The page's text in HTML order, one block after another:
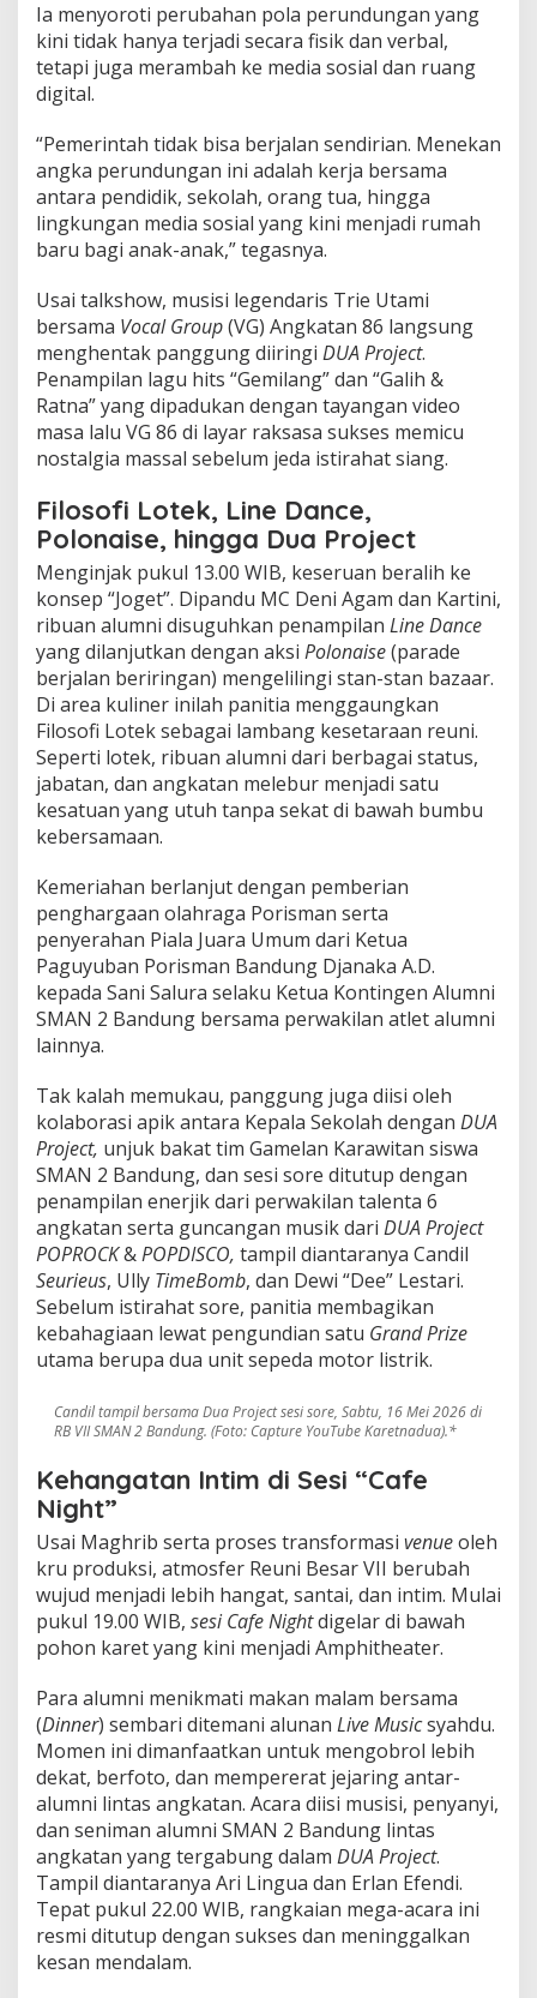
Ia menyoroti perubahan pola perundungan yang
kini tidak hanya terjadi secara fisik dan verbal,
tetapi juga merambah ke media sosial dan ruang
digital.
“Pemerintah tidak bisa berjalan sendirian. Menekan
angka perundungan ini adalah kerja bersama
antara pendidik, sekolah, orang tua, hingga
lingkungan media sosial yang kini menjadi rumah
baru bagi anak-anak,” tegasnya.
Usai talkshow, musisi legendaris Trie Utami
bersama Vocal Group(VG) Angkatan 86 langsung
menghentak panggung diiringi DUA Project.
Penampilan lagu hits “Gemilang” dan “Galih &
Ratna” yang dipadukan dengan tayangan video
masa lalu VG 86 di layar raksasa sukses memicu
nostalgia massal sebelum jeda istirahat siang.
Filosofi Lotek, Line Dance,
Polonaise, hingga Dua Project
Menginjak pukul 13.00 WIB, keseruan beralih ke
konsep “Joget”. Dipandu MC Deni Agam dan Kartini,
ribuan alumni disuguhkan penampilan Line Dance
yang dilanjutkan dengan aksi Polonaise(parade
berjalan beriringan) mengelilingi stan-stan bazaar.
Di area kuliner inilah panitia menggaungkan
Filosofi Lotek sebagai lambang kesetaraan reuni.
Seperti lotek, ribuan alumni dari berbagai status,
jabatan, dan angkatan melebur menjadi satu
kesatuan yang utuh tanpa sekat di bawah bumbu
kebersamaan.
Kemeriahan berlanjut dengan pemberian
penghargaan olahraga Porisman serta
penyerahan Piala Juara Umum dari Ketua
Paguyuban Porisman Bandung Djanaka A.D.
kepada Sani Salura selaku Ketua Kontingen Alumni
SMAN 2 Bandung bersama perwakilan atlet alumni
lainnya.
Tak kalah memukau, panggung juga diisi oleh
kolaborasi apik antara Kepala Sekolah dengan DUA
Project, unjuk bakat tim Gamelan Karawitan siswa
SMAN 2 Bandung, dan sesi sore ditutup dengan
penampilan enerjik dari perwakilan talenta 6
angkatan serta guncangan musik dari DUA Project
POPROCK&POPDISCO, tampil diantaranya Candil
Seurieus, Ully TimeBomb, dan Dewi “Dee” Lestari.
Sebelum istirahat sore, panitia membagikan
kebahagiaan lewat pengundian satu Grand Prize
utama berupa dua unit sepeda motor listrik.
Candil tampil bersama Dua Project sesi sore, Sabtu, 16 Mei 2026 di
RB VII SMAN 2 Bandung. (Foto: Capture YouTube Karetnadua).*
Kehangatan Intim di Sesi “Cafe
Night”
Usai Maghrib serta proses transformasi venueoleh
kru produksi, atmosfer Reuni Besar VII berubah
wujud menjadi lebih hangat, santai, dan intim. Mulai
pukul 19.00 WIB, sesi Cafe Nightdigelar di bawah
pohon karet yang kini menjadi Amphitheater.
Para alumni menikmati makan malam bersama
(Dinner) sembari ditemani alunan Live Musicsyahdu.
Momen ini dimanfaatkan untuk mengobrol lebih
dekat, berfoto, dan mempererat jejaring antar-
alumni lintas angkatan. Acara diisi musisi, penyanyi,
dan seniman alumni SMAN 2 Bandung lintas
angkatan yang tergabung dalam DUA Project.
Tampil diantaranya Ari Lingua dan Erlan Efendi.
Tepat pukul 22.00 WIB, rangkaian mega-acara ini
resmi ditutup dengan sukses dan meninggalkan
kesan mendalam.